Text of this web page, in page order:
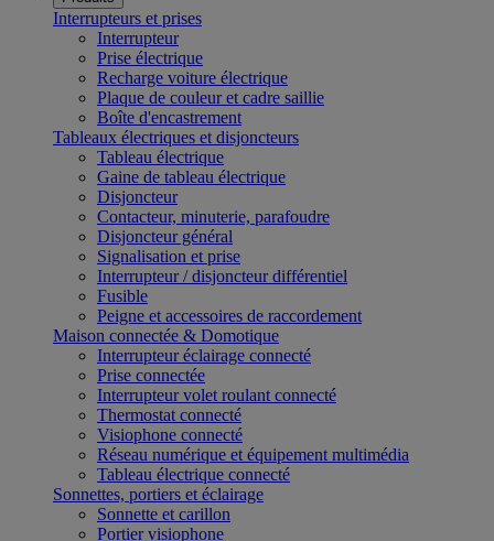
Interrupteurs et prises
Interrupteur
Prise électrique
Recharge voiture électrique
Plaque de couleur et cadre saillie
Boîte d'encastrement
Tableaux électriques et disjoncteurs
Tableau électrique
Gaine de tableau électrique
Disjoncteur
Contacteur, minuterie, parafoudre
Disjoncteur général
Signalisation et prise
Interrupteur / disjoncteur différentiel
Fusible
Peigne et accessoires de raccordement
Maison connectée & Domotique
Interrupteur éclairage connecté
Prise connectée
Interrupteur volet roulant connecté
Thermostat connecté
Visiophone connecté
Réseau numérique et équipement multimédia
Tableau électrique connecté
Sonnettes, portiers et éclairage
Sonnette et carillon
Portier visiophone